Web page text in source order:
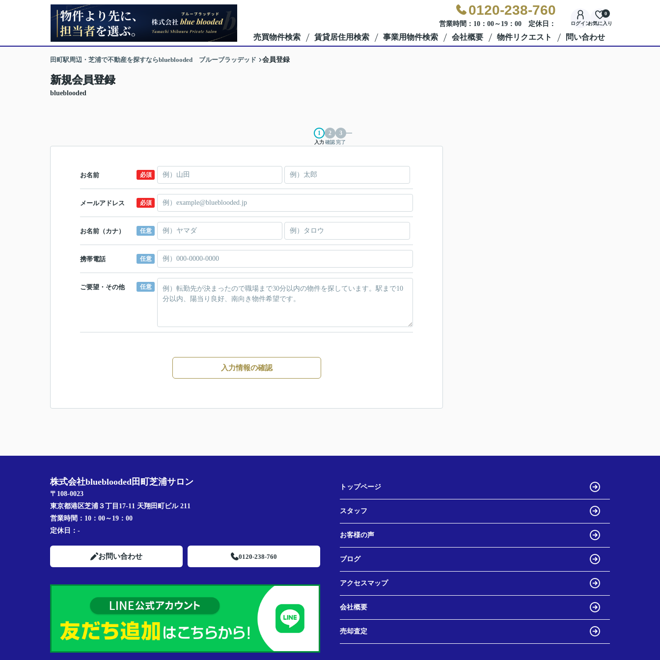
0120-238-760
営業時間：10：00～19：00 定休日： ログインお気に入り
0
売買物件検索 賃貸居住用検索 事業用物件検索 会社概要 物件リクエスト 問い合わせ
田町駅周辺・芝浦で不動産を探すならblueblooded ブルーブラッデッド 会員登録
新規会員登録
blueblooded
入力 確認完了
お名前 必須
メールアドレス 必須
お名前（カナ） 任意
携帯電話 任意
ご要望・その他 任意
入力情報の確認
株式会社blueblooded田町芝浦サロン
〒108-0023
東京都港区芝浦３丁目17-11 天翔田町ビル 211
営業時間： 10：00～19：00
定休日： -
お問い合わせ 0120-238-760
トップページ
スタッフ
お客様の声
ブログ
アクセスマップ
会社概要
売却査定